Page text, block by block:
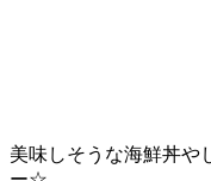
美味しそうな海鮮丼や